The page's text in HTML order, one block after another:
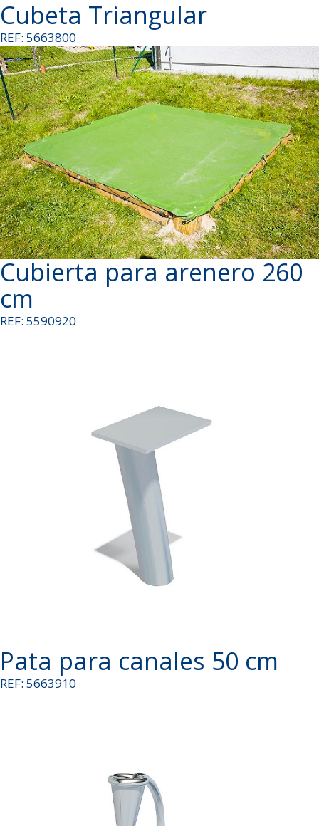
Cubeta Triangular
REF: 5663800
Cubierta para arenero 260
cm
REF: 5590920
Pata para canales 50 cm
REF: 5663910